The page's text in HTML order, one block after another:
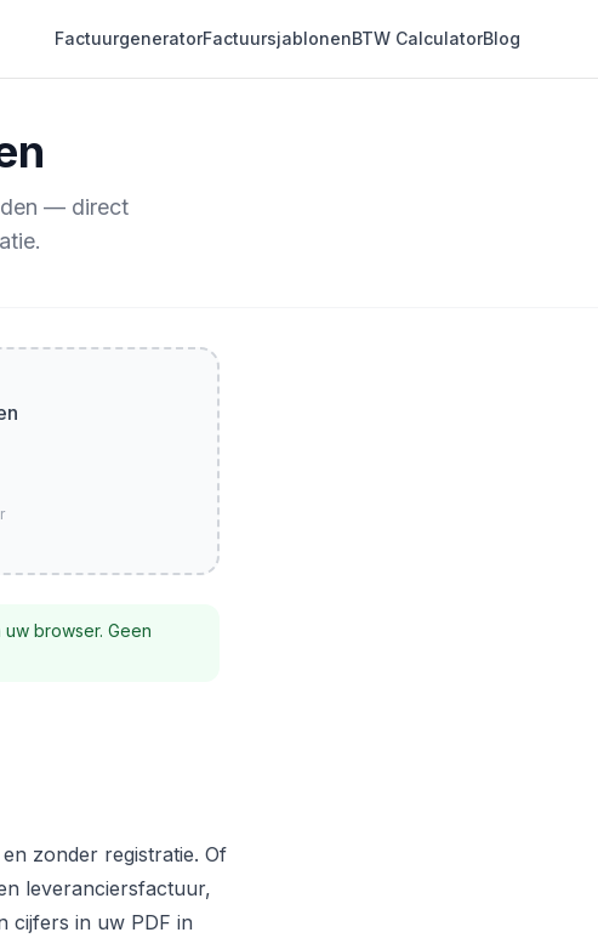
FactuurgeneratorFactuursjablonenBTW CalculatorBlog
— direct
browser. Geen
zonder registratie. Of
leveranciersfactuur,
cijfers in uw PDF in